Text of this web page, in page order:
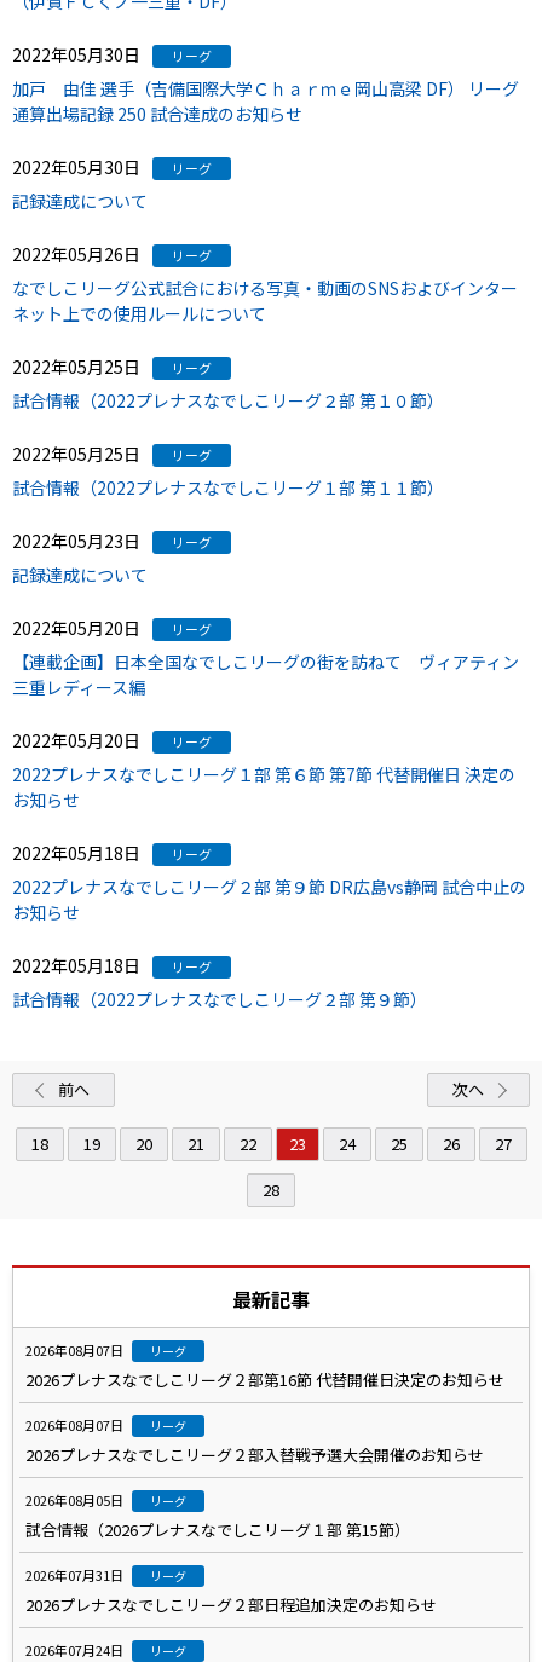
2022年05月30日 リーグ
加戸 由佳 選手（吉備国際大学Ｃｈａｒｍｅ岡山高梁 DF） リーグ
通算出場記録 250 試合達成のお知らせ
2022年05月30日 リーグ
記録達成について
2022年05月26日 リーグ
なでしこリーグ公式試合における写真・動画のSNSおよびインター
ネット上での使用ルールについて
2022年05月25日 リーグ
試合情報（2022プレナスなでしこリーグ２部 第１０節）
2022年05月25日 リーグ
試合情報（2022プレナスなでしこリーグ１部 第１１節）
2022年05月23日 リーグ
記録達成について
2022年05月20日 リーグ
【連載企画】日本全国なでしこリーグの街を訪ねて ヴィアティン
三重レディース編
2022年05月20日 リーグ
2022プレナスなでしこリーグ１部 第６節 第7節 代替開催日 決定の
お知らせ
2022年05月18日 リーグ
2022プレナスなでしこリーグ２部 第９節 DR広島vs静岡 試合中止の
お知らせ
2022年05月18日 リーグ
試合情報（2022プレナスなでしこリーグ２部 第９節）
前へ
18 19 20 21 22 23 24 25 26
27
28
次へ
最新記事
2026年08月07日 リーグ
2026プレナスなでしこリーグ２部第16節 代替開催日決定のお知らせ
2026年08月07日 リーグ
2026プレナスなでしこリーグ２部入替戦予選大会開催のお知らせ
2026年08月05日 リーグ
試合情報（2026プレナスなでしこリーグ１部 第15節）
2026年07月31日 リーグ
2026プレナスなでしこリーグ２部日程追加決定のお知らせ
2026年07月24日 リーグ